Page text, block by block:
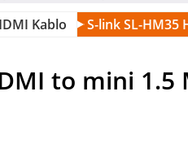
Kablo S-link SL-HM35
to mini